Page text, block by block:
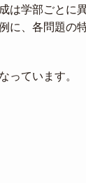
は学部ごとに
に、各問題の
っています。